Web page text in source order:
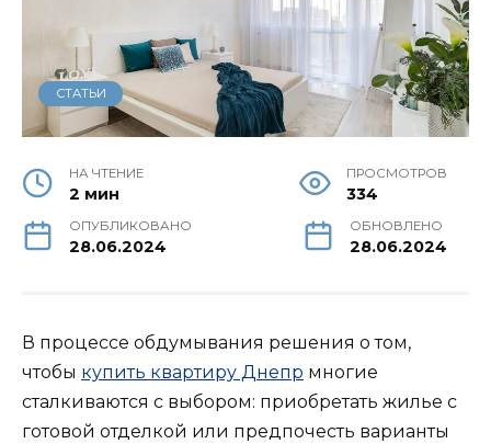
СТАТЬИ
НА ЧТЕНИЕ
2 мин
ПРОСМОТРОВ
334
ОПУБЛИКОВАНО
28.06.2024
ОБНОВЛЕНО
28.06.2024
В процессе обдумывания решения о том,
чтобы купить квартиру Днепр многие
сталкиваются с выбором: приобретать жилье с
готовой отделкой или предпочесть варианты